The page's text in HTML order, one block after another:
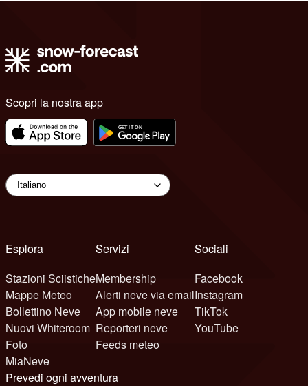
Scopri la nostra app
Esplora
Stazioni Sciistiche
Mappe Meteo
Bollettino Neve
Nuovi Whiteroom
Foto
MiaNeve
Servizi
Membership
Alerti neve via email
App mobile neve
Reporteri neve
Feeds meteo
Sociali
Facebook
Instagram
TikTok
YouTube
Prevedi ogni avventura